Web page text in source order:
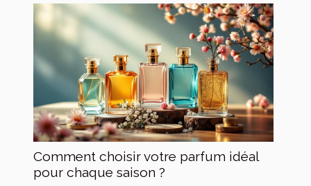
Comment choisir votre parfum idéal
pour chaque saison ?